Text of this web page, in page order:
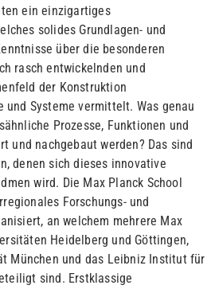
ein einzigartiges
solides Grundlagen- und
über die besonderen
rasch entwickelnden und
der Konstruktion
und Systeme vermittelt. Was genau
Prozesse, Funktionen und
und nachgebaut werden? Das sind
denen sich dieses innovative
wird. Die Max Planck School
Forschungs- und
an welchem mehrere Max
Heidelberg und Göttingen,
München und das Leibniz Institut für
sind. Erstklassige